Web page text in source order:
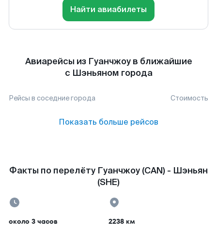
Найти авиабилеты
Авиарейсы из Гуанчжоу в ближайшие
с Шэньяном города
Рейсы в соседние города Стоимость
Показать больше рейсов
Факты по перелёту Гуанчжоу (CAN) - Шэньян
(SHE)
около 3 часов 2238 км